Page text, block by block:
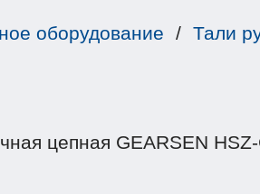
оборудование / Тали